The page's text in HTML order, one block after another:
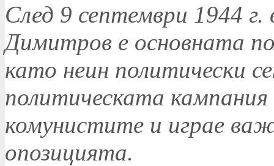
След 9 септември 1944
Димитров е основната
като неин политически
политическата
комунистите и играе
опозицията.